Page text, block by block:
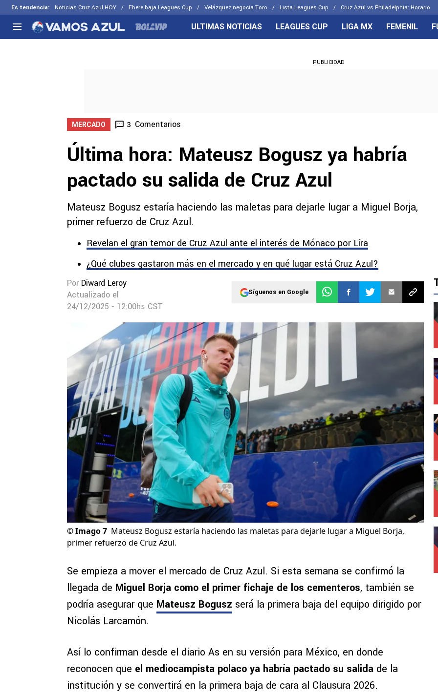
Es tendencia: Noticias Cruz Azul HOY Ebere baja Leagues Cup Velázquez negocia Toro Lista Leagues Cup Cruz Azul vs Philadelphia: Horario
Selección Mexicana
CELESTES
ULTIMAS NOTICIAS LEAGUES CUP LIGA MX FEMENIL
PUBLICIDAD
MERCADO 3 Comentarios
Última hora: Mateusz Bogusz ya habría
pactado su salida de Cruz Azul
Mateusz Bogusz estaría haciendo las maletas para dejarle lugar a Miguel Borja,
primer refuerzo de Cruz Azul.
Revelan el gran temor de Cruz Azul ante el interés de Mónaco por Lira
¿Qué clubes gastaron más en el mercado y en qué lugar está Cruz Azul?
Por Diward Leroy
Actualizado el
24/12/2025 - 12:00hs CST
Síguenos en Google
©Imago 7 Mateusz Bogusz estaría haciendo las maletas para dejarle lugar a Miguel Borja,
primer refuerzo de Cruz Azul.
Se empieza a mover el mercado de Cruz Azul. Si esta semana se confirmó la
llegada de Miguel Borja como el primer fichaje de los cementeros, también se
podría asegurar que Mateusz Bogusz será la primera baja del equipo dirigido por
Nicolás Larcamón.
Así lo confirman desde el diario As en su versión para México, en donde
reconocen que el mediocampista polaco ya habría pactado su salida de la
institución y se convertirá en la primera baja de cara al Clausura 2026.